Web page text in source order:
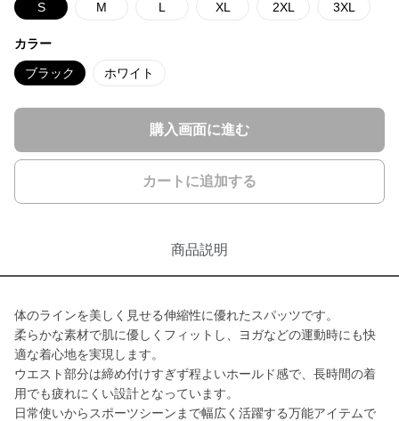
S M L XL 2XL 3XL
カラー
ブラック ホワイト
購入画面に進む
カートに追加する
商品説明
体のラインを美しく見せる伸縮性に優れたスパッツです。
柔らかな素材で肌に優しくフィットし、ヨガなどの運動時にも快
適な着心地を実現します。
ウエスト部分は締め付けすぎず程よいホールド感で、長時間の着
用でも疲れにくい設計となっています。
日常使いからスポーツシーンまで幅広く活躍する万能アイテムで